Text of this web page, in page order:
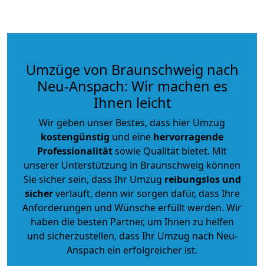
Umzüge von Braunschweig nach
Neu-Anspach: Wir machen es
Ihnen leicht
Wir geben unser Bestes, dass hier Umzug
kostengünstig und eine hervorragende
Professionalitätsowie Qualität bietet. Mit
unserer Unterstützung in Braunschweig können
Sie sicher sein, dass Ihr Umzug reibungslos und
sicherverläuft, denn wir sorgen dafür, dass Ihre
Anforderungen und Wünsche erfüllt werden. Wir
haben die besten Partner, um Ihnen zu helfen
und sicherzustellen, dass Ihr Umzug nach Neu-
Anspach ein erfolgreicher ist.